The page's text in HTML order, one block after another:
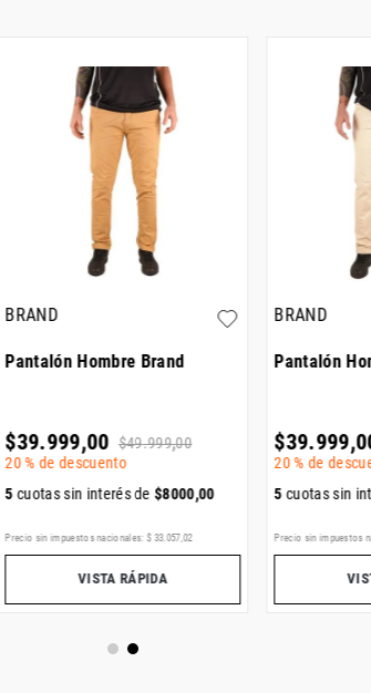
BRAND
Pantalón Hombre Brand
$39.999,00 $49.999,00
20 % de descuento
5cuotas sin interés de$8000,00
Precio sin impuestos nacionales: $ 33 057,02
VISTA RÁPIDA
BRAND
Pantalón
$39.999,
20 % de
5cuotas sin
Precio sin impuestos